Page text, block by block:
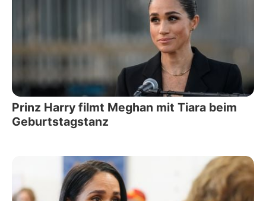
Prinz Harry filmt Meghan mit Tiara beim
Geburtstagstanz